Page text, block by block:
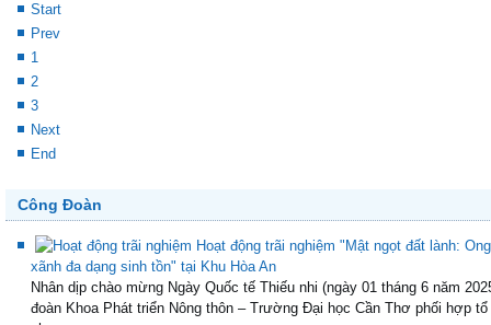
Start
Prev
1
2
3
Next
End
Công Đoàn
Hoạt động trãi nghiệm "Mật ngọt đất lành:
xãnh đa dạng sinh tồn" tại Khu Hòa An
Nhân dịp chào mừng Ngày Quốc tế Thiếu nhi (ngày 01 tháng 6 năm
đoàn Khoa Phát triển Nông thôn – Trường Đại học Cần Thơ phối hợp